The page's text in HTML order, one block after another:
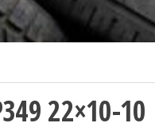
22×10-10